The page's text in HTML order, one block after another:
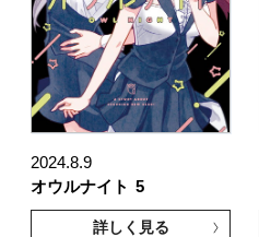
2024.8.9
オウルナイト 5
詳しく見る